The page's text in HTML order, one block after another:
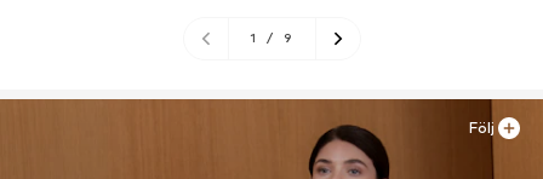
1 / 9
Följ